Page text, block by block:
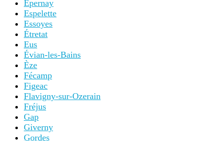
Épernay
Espelette
Essoyes
Étretat
Eus
Évian-les-Bains
Èze
Fécamp
Figeac
Flavigny-sur-Ozerain
Fréjus
Gap
Giverny
Gordes